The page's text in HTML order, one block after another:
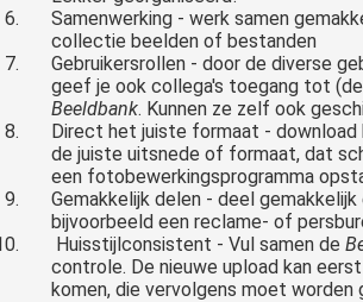
Samenwerking - werk samen
collectie beelden of bestanden
Gebruikersrollen - door de diverse
geef je ook collega's toegang tot
Beeldbank. Kunnen ze zelf ook
Direct het juiste formaat -
de juiste uitsnede of formaat, dat
een fotobewerkingsprogramma
Gemakkelijk delen - deel
bijvoorbeeld een reclame- of
Huisstijlconsistent - Vul samen de
controle. De nieuwe upload kan
komen, die vervolgens moet worden